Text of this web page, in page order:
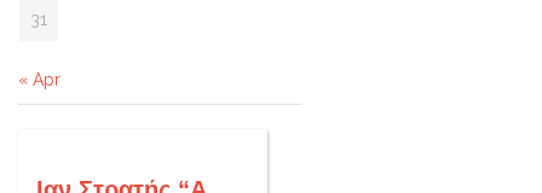
31
« Apr